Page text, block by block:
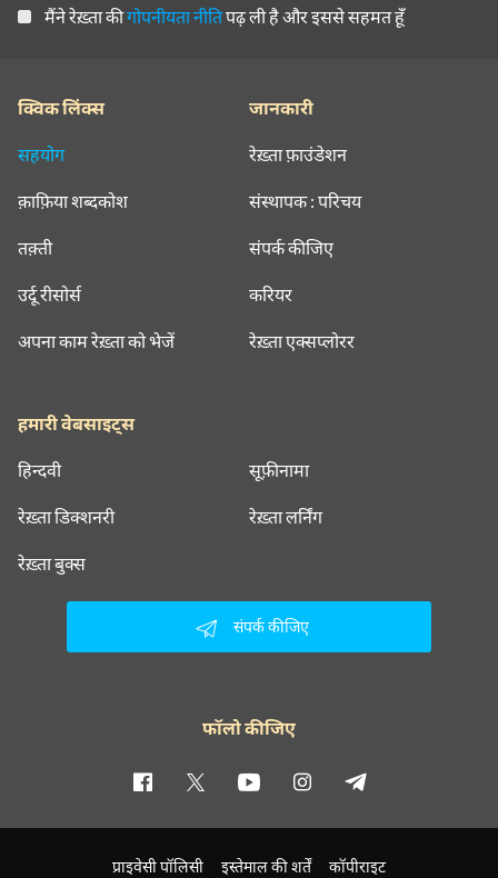
मैंने रेख़्ता कीगोपनीयता नीतिपढ़ ली है और इससे सहमत हूँ
क्विक लिंक्स
सहयोग
क़ाफ़िया शब्दकोश
तक़्ती
उर्दू रीसोर्स
अपना काम रेख़्ता को भेजें
जानकारी
रेख़्ता फ़ाउंडेशन
संस्थापक : परिचय
संपर्क कीजिए
करियर
रेख़्ता एक्सप्लोरर
हमारी वेबसाइट्स
हिन्दवी सूफ़ीनामा
रेख़्ता डिक्शनरी रेख़्ता लर्निंग
रेख़्ता बुक्स
संपर्क कीजिए
फॉलो कीजिए
प्राइवेसी पॉलिसी इस्तेमाल की शर्तें कॉपीराइट